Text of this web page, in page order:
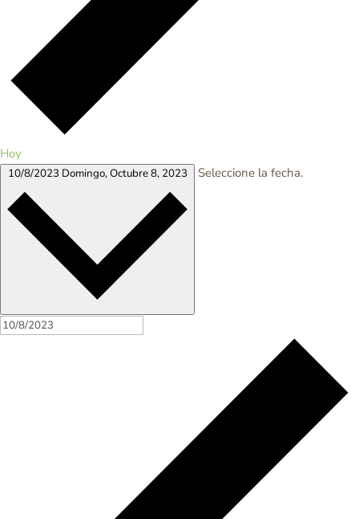
Hoy
10/8/2023 Domingo, Octubre 8, 2023 Seleccione la fecha.